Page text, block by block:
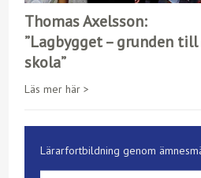
Thomas Axelsson:
”Lagbygget – grunden
skola”
Läs mer här >
Lärarfortbildning genom